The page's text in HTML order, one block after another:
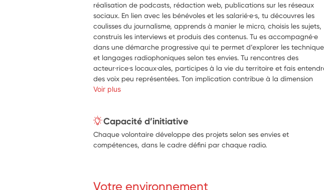
réalisation de podcasts, rédaction web, publications sur les réseaux
sociaux. En lien avec les bénévoles et les salarié·e·s, tu découvres les
coulisses du journalisme, apprends à manier le micro, choisis les sujets,
construis les interviews et produis des contenus. Tu es accompagné·e
dans une démarche progressive qui te permet d’explorer les
et langages radiophoniques selon tes envies. Tu rencontres des
acteur·rice·s locaux·ales, participes à la vie du territoire et fais
des voix peu représentées. Ton implication contribue à la dimension
collective, pédagogique et citoyenne des radios adhérentes à la
Voir plus
Capacité d’initiative
Chaque volontaire développe des projets selon ses envies et
compétences, dans le cadre défini par chaque radio.
Votre environnement